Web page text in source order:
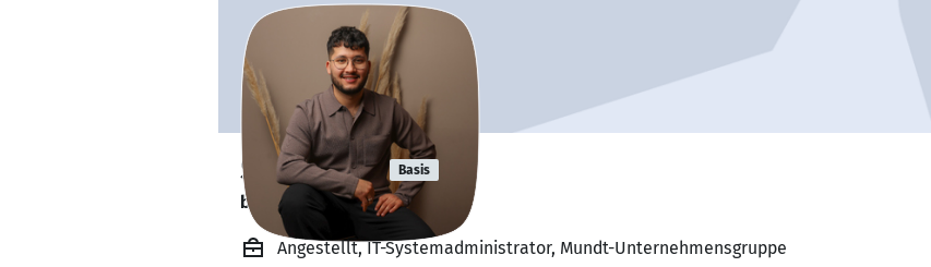
Safi Sidiqi Basis
bildet sich zurzeit weiter. 🎓
Angestellt, IT-Systemadministrator, Mundt-Unternehmensgruppe